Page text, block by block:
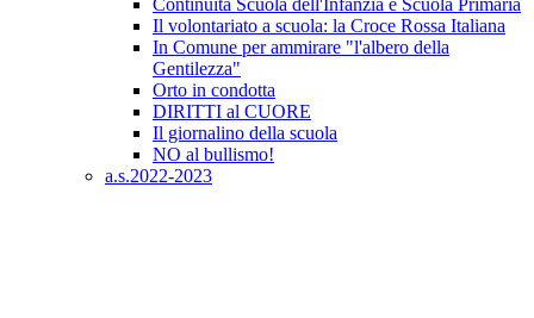
Continuità Scuola dell'Infanzia e Scuola Primaria
Il volontariato a scuola: la Croce Rossa Italiana
In Comune per ammirare "l'albero della
Gentilezza"
Orto in condotta
DIRITTI al CUORE
Il giornalino della scuola
NO al bullismo!
a.s.2022-2023